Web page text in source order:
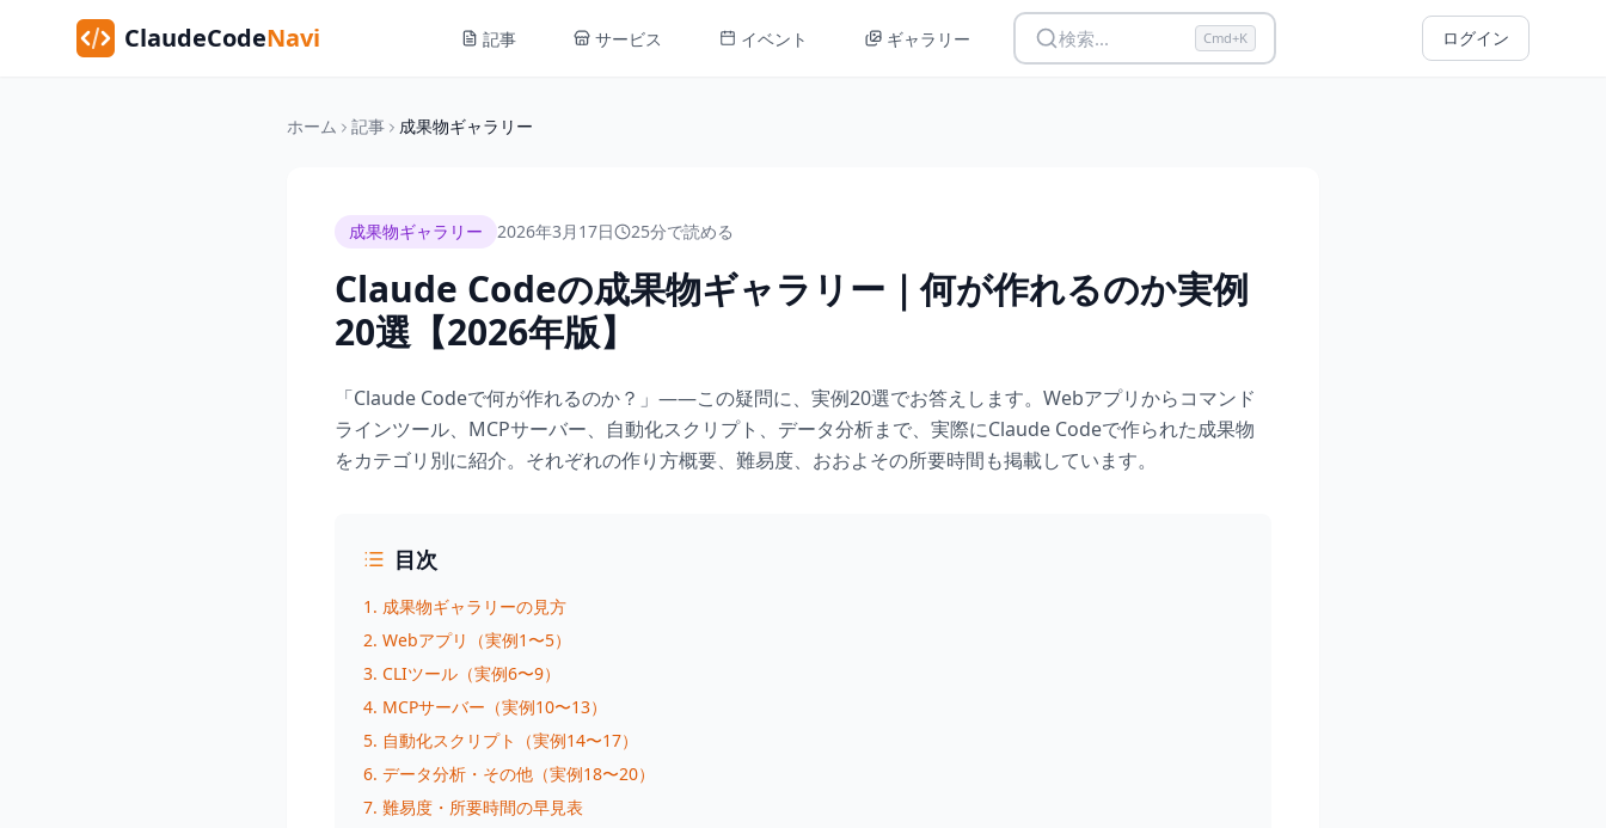
ClaudeCodeNavi 記事 サービス イベント ギャラリー 検索... Cmd+K ログイン
ホーム 記事 成果物ギャラリー
成果物ギャラリー 2026年3月17日 25分で読める
Claude Codeの成果物ギャラリー｜何が作れるのか実例
20選【2026年版】
「Claude Codeで何が作れるのか？」――この疑問に、実例20選でお答えします。Webアプリからコマンド
ラインツール、MCPサーバー、自動化スクリプト、データ分析まで、実際にClaude Codeで作られた成果物
をカテゴリ別に紹介。それぞれの作り方概要、難易度、おおよその所要時間も掲載しています。
目次
1. 成果物ギャラリーの見方
2. Webアプリ（実例1〜5）
3. CLIツール（実例6〜9）
4. MCPサーバー（実例10〜13）
5. 自動化スクリプト（実例14〜17）
6. データ分析・その他（実例18〜20）
7. 難易度・所要時間の早見表